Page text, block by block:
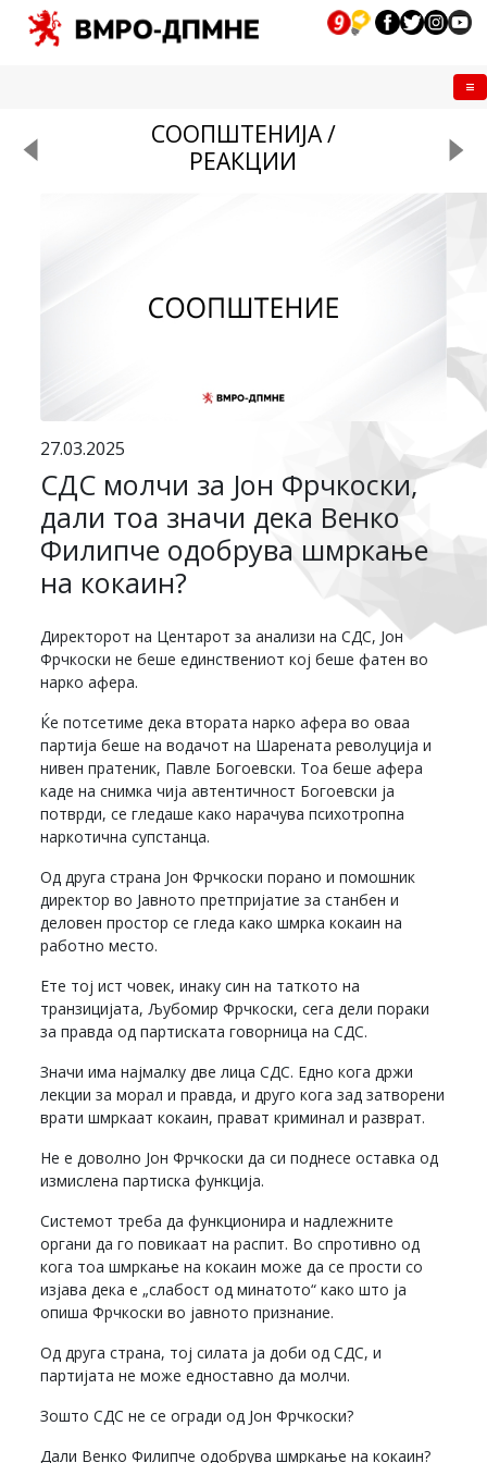
СООПШТЕНИЈА /
РЕАКЦИИ
27.03.2025
СДС молчи за Јон Фрчкоски,
дали тоа значи дека Венко
Филипче одобрува шмркање
на кокаин?
Директорот на Центарот за анализи на СДС, Јон
Фрчкоски не беше единствениот кој беше фатен во
нарко афера.
Ќе потсетиме дека втората нарко афера во оваа
партија беше на водачот на Шарената револуција и
нивен пратеник, Павле Богоевски. Тоа беше афера
каде на снимка чија автентичност Богоевски ја
потврди, се гледаше како нарачува психотропна
наркотична супстанца.
Од друга страна Јон Фрчкоски порано и помошник
директор во Јавното претпријатие за станбен и
деловен простор се гледа како шмрка кокаин на
работно место.
Ете тој ист човек, инаку син на таткото на
транзицијата, Љубомир Фрчкоски, сега дели пораки
за правда од партиската говорница на СДС.
Значи има најмалку две лица СДС. Едно кога држи
лекции за морал и правда, и друго кога зад затворени
врати шмркаат кокаин, прават криминал и разврат.
Не е доволно Јон Фрчкоски да си поднесе оставка од
измислена партиска функција.
Системот треба да функционира и надлежните
органи да го повикаат на распит. Во спротивно од
кога тоа шмркање на кокаин може да се прости со
изјава дека е „слабост од минатото“ како што ја
опиша Фрчкоски во јавното признание.
Од друга страна, тој силата ја доби од СДС, и
партијата не може едноставно да молчи.
Зошто СДС не се огради од Јон Фрчкоски?
Дали Венко Филипче одобрува шмркање на кокаин?